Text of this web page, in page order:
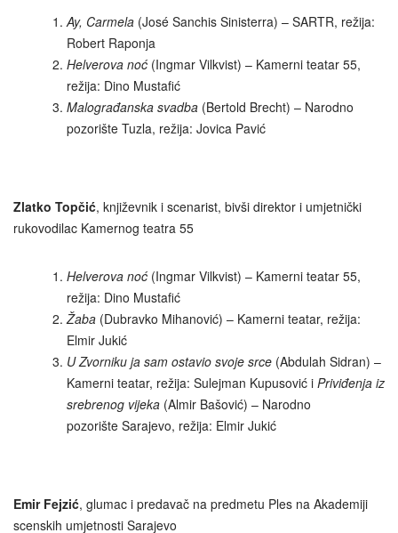
Ay, Carmela (José Sanchis Sinisterra) – SARTR, režija:
Robert Raponja
Helverova noć (Ingmar Vilkvist) – Kamerni teatar 55,
režija: Dino Mustafić
Malograđanska svadba (Bertold Brecht) – Narodno
pozorište Tuzla, režija: Jovica Pavić
Zlatko Topčić, književnik i scenarist, bivši direktor i umjetnički
rukovodilac Kamernog teatra 55
Helverova noć (Ingmar Vilkvist) – Kamerni teatar 55,
režija: Dino Mustafić
Žaba (Dubravko Mihanović) – Kamerni teatar, režija:
Elmir Jukić
U Zvorniku ja sam ostavio svoje srce (Abdulah Sidran) –
Kamerni teatar, režija: Sulejman Kupusović i Priviđenja iz
srebrenog vijeka (Almir Bašović) – Narodno
pozorište Sarajevo, režija: Elmir Jukić
Emir Fejzić, glumac i predavač na predmetu Ples na Akademiji
scenskih umjetnosti Sarajevo